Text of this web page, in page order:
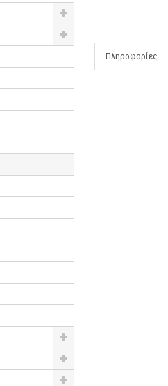
Πληροφορίες